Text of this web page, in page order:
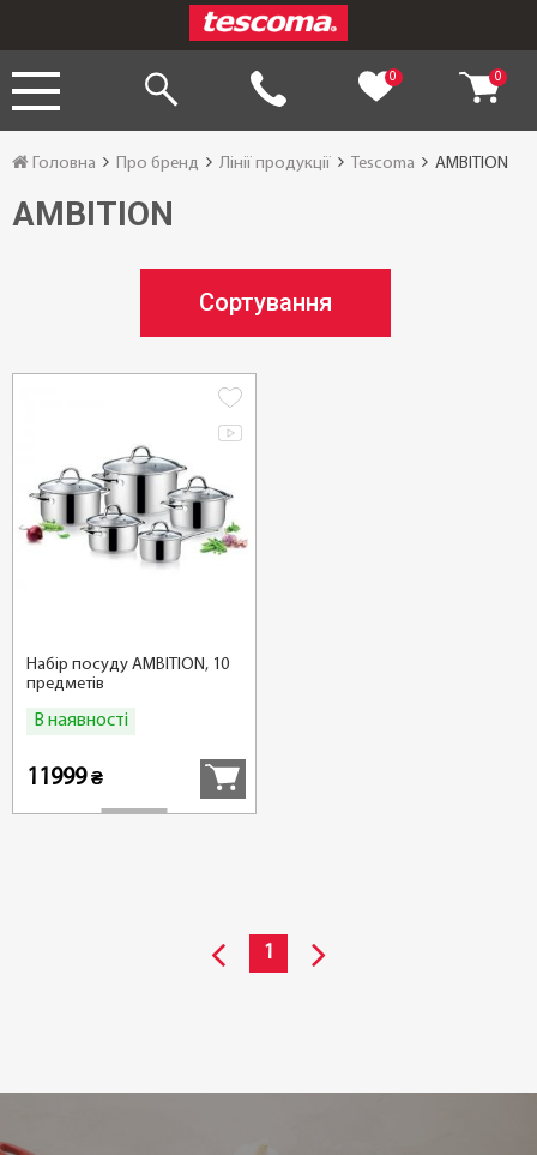
0 0
Головна Про бренд Лінії продукції Tescoma AMBITION
AMBITION
Сортування
Набір посуду AMBITION, 10
предметів
В наявності
11999₴
1